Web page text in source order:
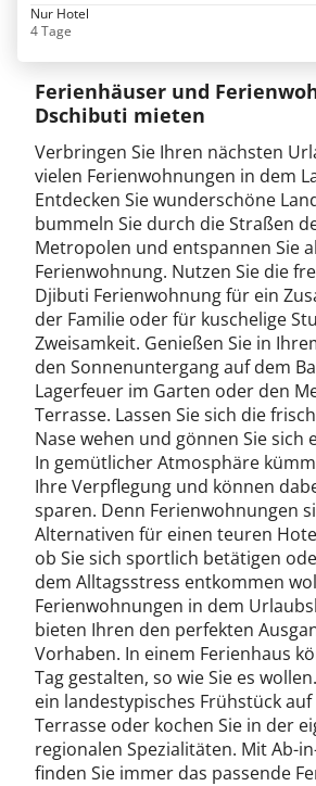
Nur Hotel
4 Tage
Ferienhäuser und
Dschibuti mieten
Verbringen Sie Ihren nächsten
vielen Ferienwohnungen in dem
Entdecken Sie wunderschöne
bummeln Sie durch die Straßen
Metropolen und entspannen Sie
Ferienwohnung. Nutzen Sie die
Djibuti Ferienwohnung für ein
der Familie oder für kuschelige
Zweisamkeit. Genießen Sie in
den Sonnenuntergang auf dem
Lagerfeuer im Garten oder den
Terrasse. Lassen Sie sich die
Nase wehen und gönnen Sie sich
In gemütlicher Atmosphäre
Ihre Verpflegung und können
sparen. Denn Ferienwohnungen
Alternativen für einen teuren
ob Sie sich sportlich betätigen
dem Alltagsstress entkommen
Ferienwohnungen in dem
bieten Ihren den perfekten
Vorhaben. In einem Ferienhaus
Tag gestalten, so wie Sie es
ein landestypisches Frühstück
Terrasse oder kochen Sie in der
regionalen Spezialitäten. Mit Ab-
finden Sie immer das passende